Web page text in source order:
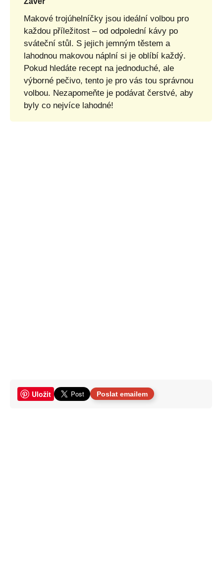
Makové trojúhelníčky jsou ideální volbou pro
každou příležitost – od odpolední kávy po
sváteční stůl. S jejich jemným těstem a
lahodnou makovou náplní si je oblíbí každý.
Pokud hledáte recept na jednoduché, ale
výborné pečivo, tento je pro vás tou správnou
volbou. Nezapomeňte je podávat čerstvé, aby
byly co nejvíce lahodné!
Uložit Poslat emailem